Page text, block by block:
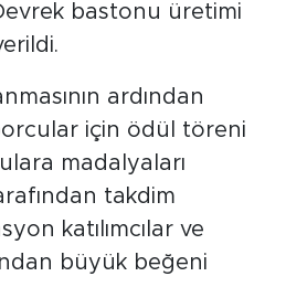
bastonu üretimi
ardından
için ödül töreni
madalyaları
takdim
katılımcılar ve
büyük beğeni